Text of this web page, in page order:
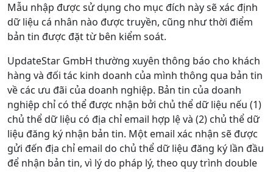
Mẫu nhập được sử dụng cho mục đích này sẽ xác định
dữ liệu cá nhân nào được truyền, cũng như thời điểm
bản tin được đặt từ bên kiểm soát.
UpdateStar GmbH thường xuyên thông báo cho khách
hàng và đối tác kinh doanh của mình thông qua bản tin
về các ưu đãi của doanh nghiệp. Bản tin của doanh
nghiệp chỉ có thể được nhận bởi chủ thể dữ liệu nếu (1)
chủ thể dữ liệu có địa chỉ email hợp lệ và (2) chủ thể dữ
liệu đăng ký nhận bản tin. Một email xác nhận sẽ được
gửi đến địa chỉ email do chủ thể dữ liệu đăng ký lần đầu
để nhận bản tin, vì lý do pháp lý, theo quy trình double